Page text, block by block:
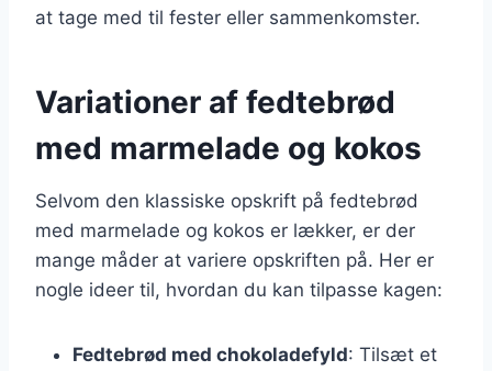
at tage med til fester eller sammenkomster.
Variationer af fedtebrød
med marmelade og kokos
Selvom den klassiske opskrift på fedtebrød
med marmelade og kokos er lækker, er der
mange måder at variere opskriften på. Her er
nogle ideer til, hvordan du kan tilpasse kagen:
Fedtebrød med chokoladefyld: Tilsæt et